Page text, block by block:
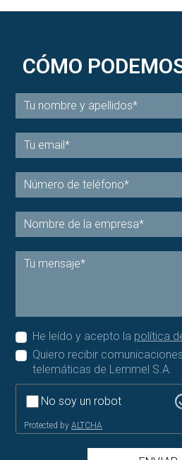
CÓMO
He leído y acepto la política
Quiero recibir
telemáticas de Lemmel S.A.
No soy un robot
Protected byALTCHA